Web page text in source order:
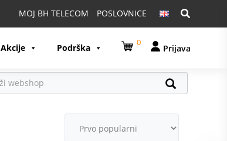
Pretraga:
MOJ BH TELECOM POSLOVNICE
Akcije Podrška 0
Prijava